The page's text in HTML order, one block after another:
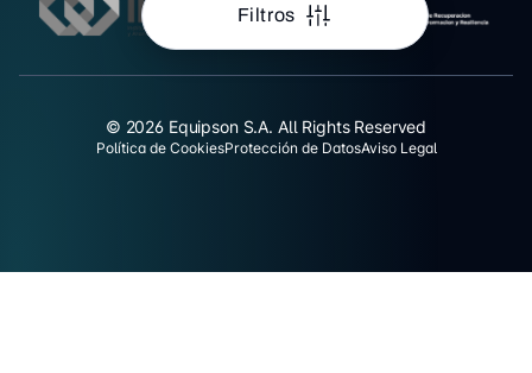
Filtros
© 2026 Equipson S.A. All Rights Reserved
Política de CookiesProtección de DatosAviso Legal